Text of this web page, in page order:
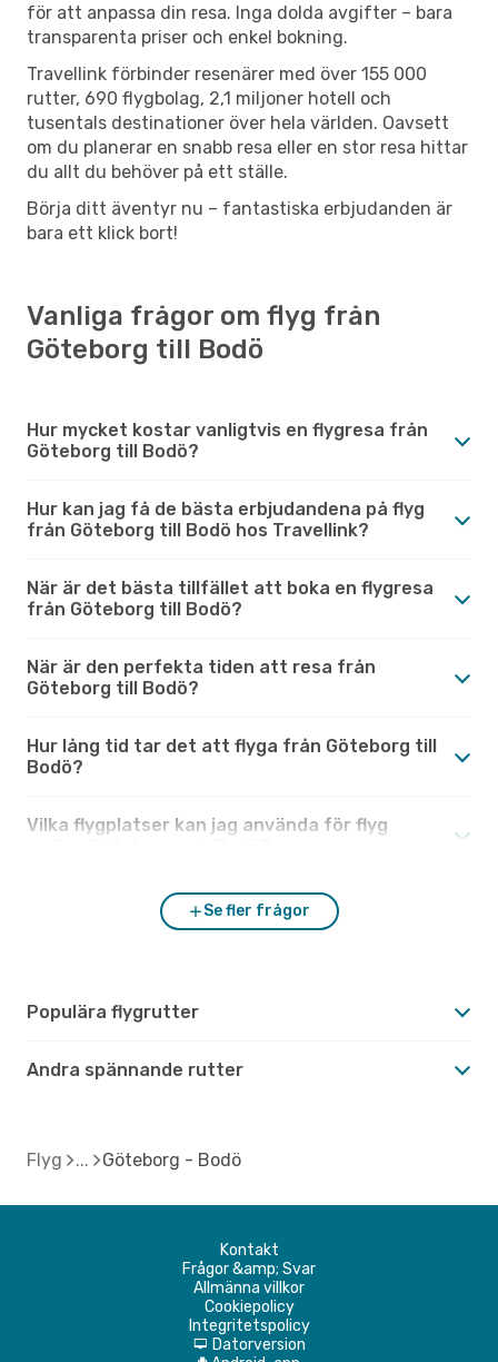
för att anpassa din resa. Inga dolda avgifter – bara
transparenta priser och enkel bokning.
Travellink förbinder resenärer med över 155 000
rutter, 690 flygbolag, 2,1 miljoner hotell och
tusentals destinationer över hela världen. Oavsett
om du planerar en snabb resa eller en stor resa hittar
du allt du behöver på ett ställe.
Börja ditt äventyr nu – fantastiska erbjudanden är
bara ett klick bort!
Vanliga frågor om flyg från
Göteborg till Bodö
Hur mycket kostar vanligtvis en flygresa från
Göteborg till Bodö?
Hur kan jag få de bästa erbjudandena på flyg
från Göteborg till Bodö hos Travellink?
När är det bästa tillfället att boka en flygresa
från Göteborg till Bodö?
När är den perfekta tiden att resa från
Göteborg till Bodö?
Hur lång tid tar det att flyga från Göteborg till
Bodö?
Vilka flygplatser kan jag använda för flyg
Se fler frågor
Populära flygrutter
Andra spännande rutter
Flyg Göteborg - Bodö
Kontakt
Frågor &amp; Svar
Allmänna villkor
Cookiepolicy
Integritetspolicy
d Datorversion